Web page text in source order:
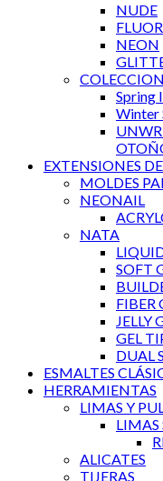
NUDE
FLUOR
NEON
Spring
Winter
EXTENSIONES
MOLDES
NEONAIL
NATA
SOFT
FIBER
JELLY
GEL
DUAL
ESMALTES
HERRAMIENTAS
LIMAS Y
LIMAS
ALICATES
TIJERAS